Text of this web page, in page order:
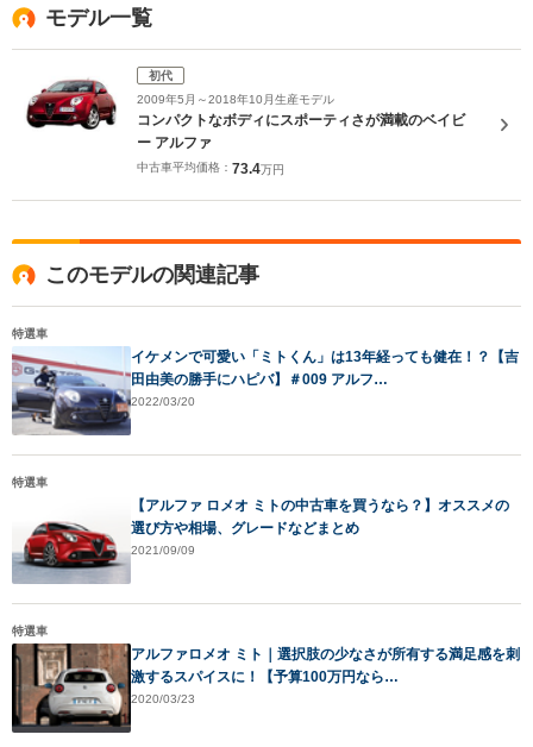
モデル一覧
初代
2009年5月～2018年10月生産モデル
コンパクトなボディにスポーティさが満載のベイビ
ー アルファ
中古車平均価格： 73.4万円
このモデルの関連記事
特選車
イケメンで可愛い「ミトくん」は13年経っても健在！？【吉
田由美の勝手にハピバ】＃009 アルフ…
2022/03/20
特選車
【アルファ ロメオ ミトの中古車を買うなら？】オススメの
選び方や相場、グレードなどまとめ
2021/09/09
特選車
アルファロメオ ミト｜選択肢の少なさが所有する満足感を刺
激するスパイスに！【予算100万円なら…
2020/03/23